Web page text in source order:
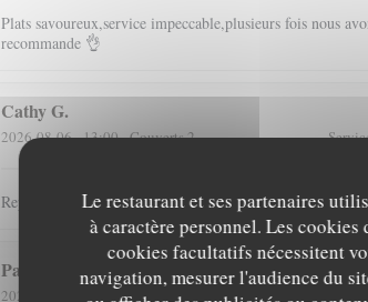
Le restaurant et ses partenaires
à caractère personnel. Les
cookies facultatifs nécessitent
navigation, mesurer l'audience du
Plats savoureux,service impeccable,plusieurs fois nous
recommande 👌
CathyG
2026-08-06- 13:00 - Couverts 2
Repas et accueil toujours au top
Patrick
2026-07-31 - 12:30 - Couverts 4 Service